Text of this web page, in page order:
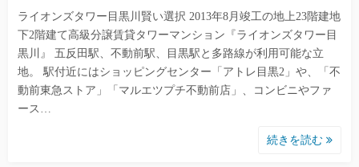
ライオンズタワー目黒川賢い選択 2013年8月竣工の地上23階建地
下2階建て高級分譲賃貸タワーマンション『ライオンズタワー目
黒川』 五反田駅、不動前駅、目黒駅と多路線が利用可能な立
地。 駅付近にはショッピングセンター「アトレ目黒2」や、「不
動前東急ストア」「マルエツプチ不動前店」、コンビニやファ
ース…
続きを読む